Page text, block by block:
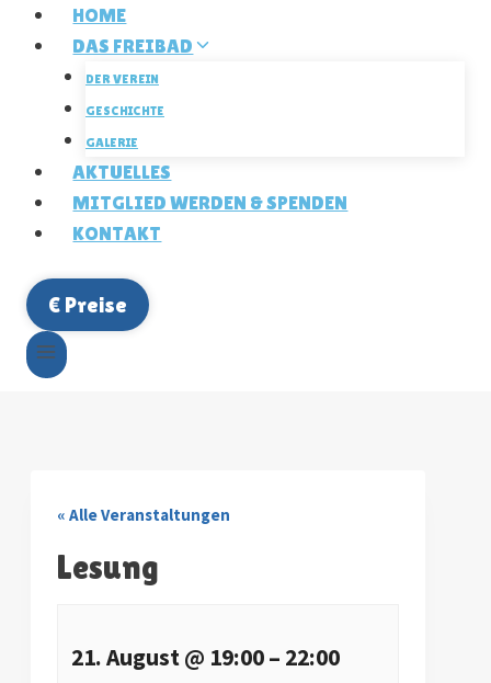
Zum
Inhalt
springen
HOME
DAS FREIBAD
DER VEREIN
GESCHICHTE
GALERIE
AKTUELLES
MITGLIED WERDEN & SPENDEN
KONTAKT
€ Preise
« Alle Veranstaltungen
Lesung
21. August@ 19:00– 22:00